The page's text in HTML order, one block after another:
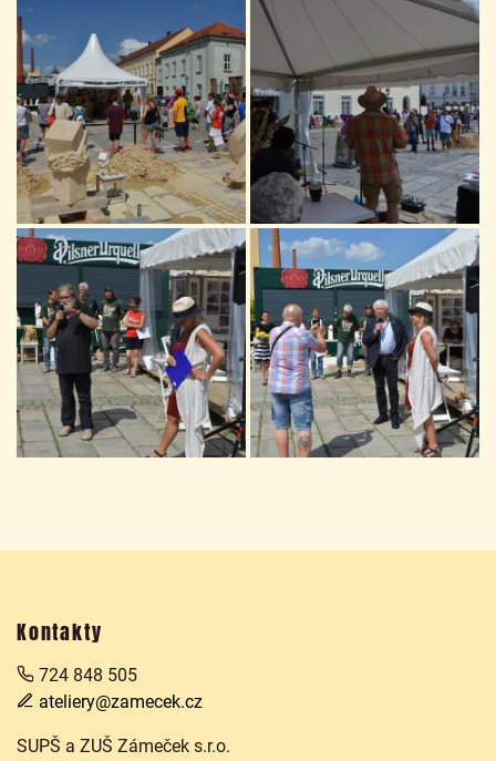
Kontakty
724 848 505
ateliery@zamecek.cz
SUPŠ a ZUŠ Zámeček s.r.o.